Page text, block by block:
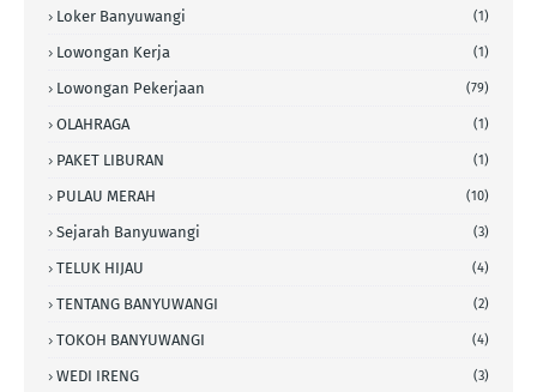
Loker Banyuwangi (1)
Lowongan Kerja (1)
Lowongan Pekerjaan (79)
OLAHRAGA (1)
PAKET LIBURAN (1)
PULAU MERAH (10)
Sejarah Banyuwangi (3)
TELUK HIJAU (4)
TENTANG BANYUWANGI (2)
TOKOH BANYUWANGI (4)
WEDI IRENG (3)